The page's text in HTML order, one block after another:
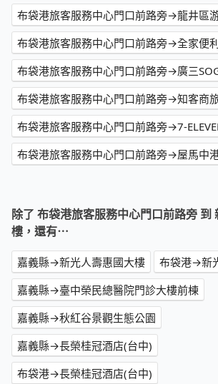
布袋港旅客服務中心門口前路旁→龍井區
布袋港旅客服務中心門口前路旁→全家便
布袋港旅客服務中心門口前路旁→廣三
布袋港旅客服務中心門口前路旁→知客商
布袋港旅客服務中心門口前路旁→7-
布袋港旅客服務中心門口前路旁→屋馬中
除了 布袋港旅客服務中心門口前路旁 到
樓，還有⋯
嘉義縣→新光人壽惠國大樓
布袋港→新
嘉義縣→臺中榮民總醫院門診大樓前棟
嘉義縣→秋紅谷景觀生態公園
嘉義縣→長榮桂冠酒店(台中)
布袋港→長榮桂冠酒店(台中)